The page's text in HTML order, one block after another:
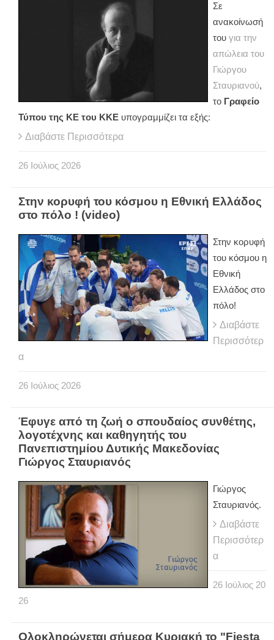
Σε
ανακοίνωσή
του για την
απώλεια του
Γιώργου
Σταυριανού,
το Γραφείο
Τύπου της ΚΕ του ΚΚΕ υπογραμμίζει τα εξής:
Διαβάστε Περισσότερα
26 Ιούλιος 2026
Στην κορυφή του κόσμου η Εθνική Ελλάδος
στο πόλο ! (video)
Στην κορυφή
του κόσμου η
Εθνική
Ελλάδος στο
πόλο!
Διαβάστε
Περισσότερ
α
26 Ιούλιος 2026
Έφυγε από τη ζωή ο σπουδαίος συνθέτης,
λογοτέχνης και καθηγητής του
Πανεπιστημίου Δυτικής Μακεδονίας
Γιώργος Σταυριανός
Γιώργος
Σταυριανός.
Διαβάστε
Περισσότερ
α
26 Ιούλιος 20
26
Ολοκληρώνεται σήμερα Κυριακή το "Fiesta